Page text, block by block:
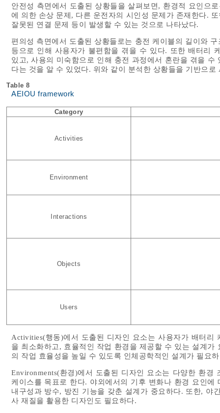
안전성 측면에서 도출된 상황들을 살펴보면, 환경적 요인으
에 의한 손상 문제, 다른 운전자의 시인성 문제가 존재한다.
잘못된 연결 문제 등이 발생할 수 있는 것으로 나타났다.
편의성 측면에서 도출된 상황들로는 충전 케이블의 길이와
등으로 인해 사용자가 불편함을 겪을 수 있다. 또한 배터리
있고, 사용의 미숙함으로 인해 충전 과정에서 혼란을 겪을
다는 것을 알 수 있었다. 위와 같이 분석한 상황들을 기반으
Table 8
AEIOU framework
Category
Activities
Environment
Interactions
Objects
Users
Activities(행동)에서 도출된 디자인 요소는 사용자가 배터리
을 최소화하고, 효율적인 작업 환경을 제공할 수 있는 설계
의 작업 효율성을 높일 수 있도록 인체공학적인 설계가 필요
Environments(환경)에서 도출된 디자인 요소는 다양한 환
케이스를 목표로 한다. 야외에서의 기후 변화나 환경 요인
내구성과 방수, 방진 기능을 갖춘 설계가 중요하다. 또한, 야
사 재질을 활용한 디자인도 필요하다.